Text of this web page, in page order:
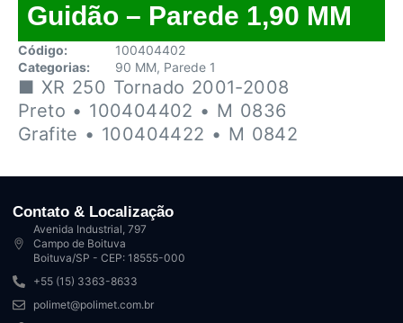
Guidão – Parede 1,90 MM
Código:
100404402
Categorias:
90 MM, Parede 1
■ XR 250 Tornado 2001-2008
Preto • 100404402 • M 0836
Grafite • 100404422 • M 0842
Contato & Localização
Avenida Industrial, 797
Campo de Boituva
Boituva/SP - CEP: 18555-000
+55 (15) 3363-8633
polimet@polimet.com.br